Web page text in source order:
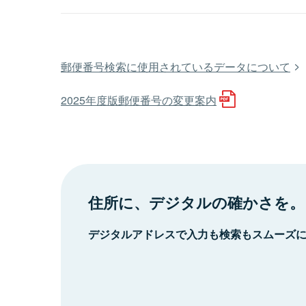
郵便番号検索に使用されているデータについて
2025年度版郵便番号の変更案内
住所に、デジタルの確かさを。
デジタルアドレスで入力も検索もスムーズ